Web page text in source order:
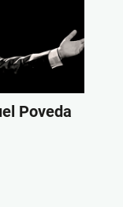
Poveda